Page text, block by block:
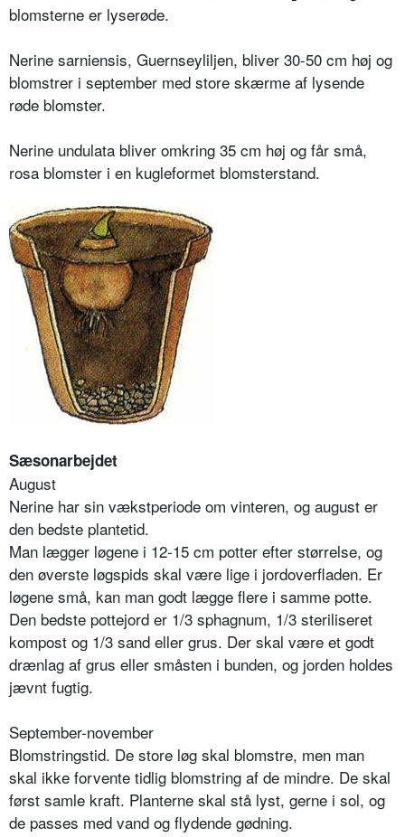
blomsterne er lyserøde.
Nerine sarniensis, Guernseyliljen, bliver 30-50 cm høj og
blomstrer i september med store skærme af lysende
røde blomster.
Nerine undulata bliver omkring 35 cm høj og får små,
rosa blomster i en kugleformet blomsterstand.
Sæsonarbejdet
August
Nerine har sin vækstperiode om vinteren, og august er
den bedste plantetid.
Man lægger løgene i 12-15 cm potter efter størrelse, og
den øverste løgspids skal være lige i jordoverfladen. Er
løgene små, kan man godt lægge flere i samme potte.
Den bedste pottejord er 1/3 sphagnum, 1/3 steriliseret
kompost og 1/3 sand eller grus. Der skal være et godt
drænlag af grus eller småsten i bunden, og jorden holdes
jævnt fugtig.
September-november
Blomstringstid. De store løg skal blomstre, men man
skal ikke forvente tidlig blomstring af de mindre. De skal
først samle kraft. Planterne skal stå lyst, gerne i sol, og
de passes med vand og flydende gødning.